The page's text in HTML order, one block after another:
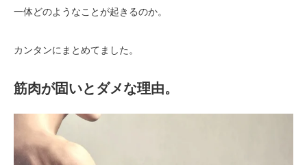
一体どのようなことが起きるのか。
カンタンにまとめてました。
筋肉が固いとダメな理由。